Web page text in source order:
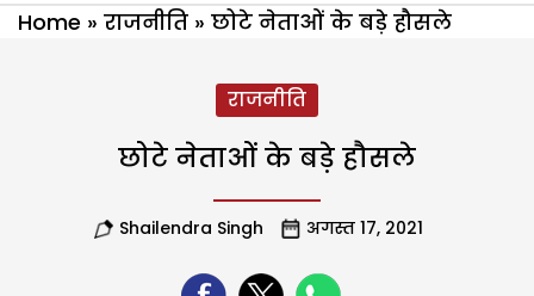
Home » राजनीति » छोटे नेताओं के बड़े हौसले
राजनीति
छोटे नेताओं के बड़े हौसले
Shailendra Singh अगस्त 17, 2021